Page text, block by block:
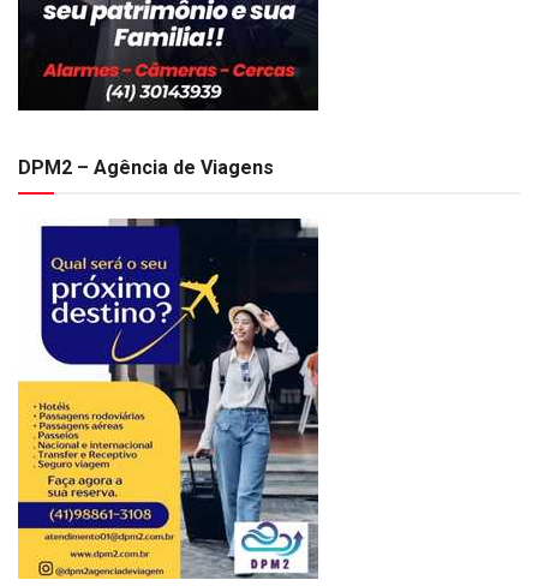
DPM2 – Agência de Viagens